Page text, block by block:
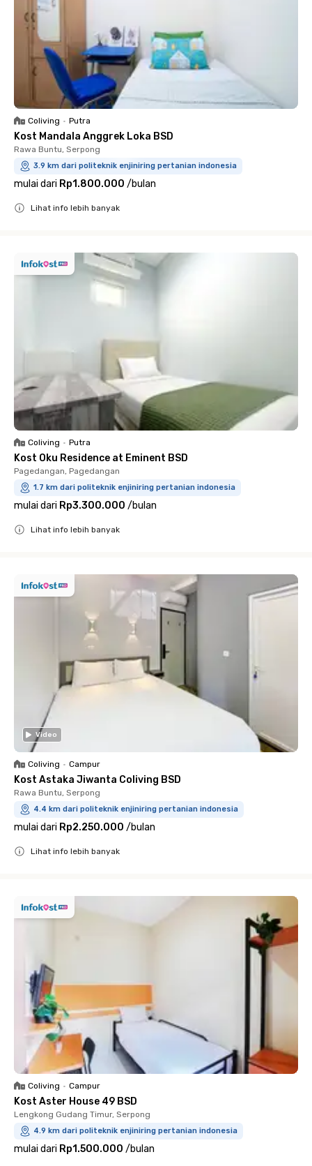
Coliving • Putra
Kost Mandala Anggrek Loka BSD
Rawa Buntu, Serpong
3.9 km dari politeknik enjiniring pertanian indonesia
mulai dari Rp1.800.000 /bulan
Lihat info lebih banyak
Coliving • Putra
Kost Oku Residence at Eminent BSD
Pagedangan, Pagedangan
1.7 km dari politeknik enjiniring pertanian indonesia
mulai dari Rp3.300.000 /bulan
Lihat info lebih banyak
Video
Coliving • Campur
Kost Astaka Jiwanta Coliving BSD
Rawa Buntu, Serpong
4.4 km dari politeknik enjiniring pertanian indonesia
mulai dari Rp2.250.000 /bulan
Lihat info lebih banyak
Coliving • Campur
Kost Aster House 49 BSD
Lengkong Gudang Timur, Serpong
4.9 km dari politeknik enjiniring pertanian indonesia
mulai dari Rp1.500.000 /bulan